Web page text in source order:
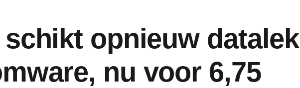
opnieuw datalek
nu voor 6,75